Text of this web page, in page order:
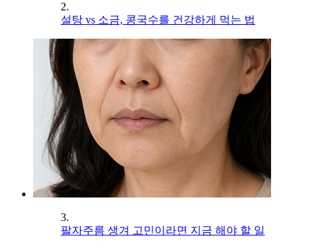
2.
설탕 vs 소금, 콩국수를 건강하게 먹는 법
3.
팔자주름 생겨 고민이라면 지금 해야 할 일